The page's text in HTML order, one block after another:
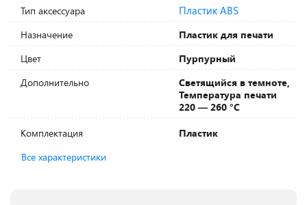
Тип аксессуара Пластик ABS
Назначение
Пластик для печати
Цвет
Пурпурный
Дополнительно
Светящийся в темноте,
Температура печати
220 — 260 °C
Комплектация
Пластик
Все характеристики